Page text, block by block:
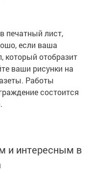
печатный лист,
если ваша
который отобразит
ваши рисунки на
Работы
состоится
и интересным в